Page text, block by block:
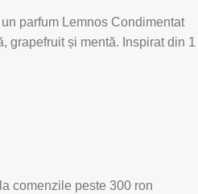
parfum Lemnos Condimentat
grapefruit și mentă. Inspirat din 1
comenzile peste 300 ron